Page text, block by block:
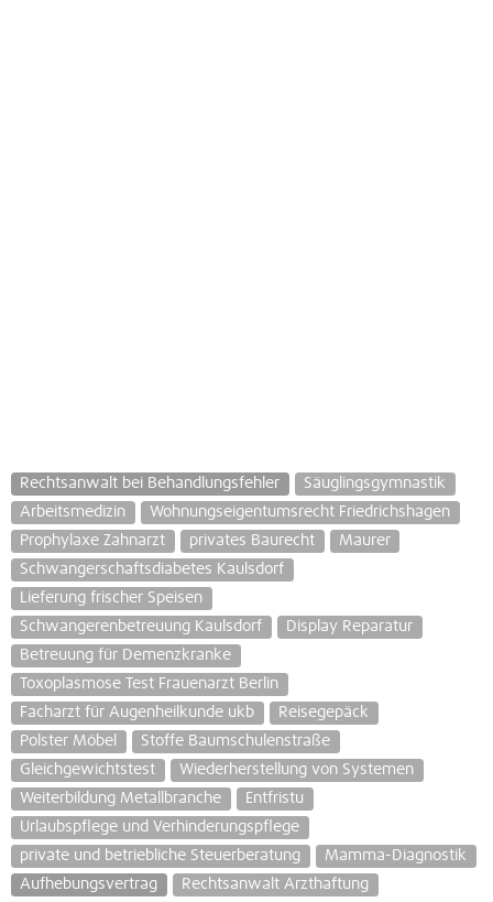
Rechtsanwalt bei Behandlungsfehler
Säuglingsgymnastik
Arbeitsmedizin
Wohnungseigentumsrecht Friedrichshagen
Prophylaxe Zahnarzt
privates Baurecht
Maurer
Schwangerschaftsdiabetes Kaulsdorf
Lieferung frischer Speisen
Schwangerenbetreuung Kaulsdorf
Display Reparatur
Betreuung für Demenzkranke
Toxoplasmose Test Frauenarzt Berlin
Facharzt für Augenheilkunde ukb
Reisegepäck
Polster Möbel
Stoffe Baumschulenstraße
Gleichgewichtstest
Wiederherstellung von Systemen
Weiterbildung Metallbranche
Entfristu
Urlaubspflege und Verhinderungspflege
private und betriebliche Steuerberatung
Mamma-Diagnostik
Aufhebungsvertrag
Rechtsanwalt Arzthaftung